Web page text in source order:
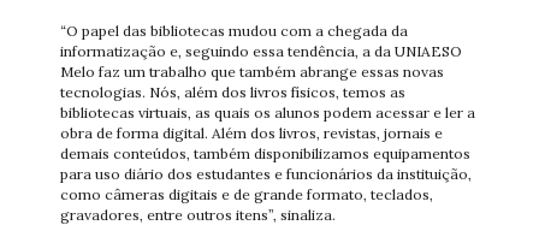
“O papel das bibliotecas mudou com a chegada da
informatização e, seguindo essa tendência, a da UNIAESO
Melo faz um trabalho que também abrange essas novas
tecnologias. Nós, além dos livros físicos, temos as
bibliotecas virtuais, as quais os alunos podem acessar e ler a
obra de forma digital. Além dos livros, revistas, jornais e
demais conteúdos, também disponibilizamos equipamentos
para uso diário dos estudantes e funcionários da instituição,
como câmeras digitais e de grande formato, teclados,
gravadores, entre outros itens”, sinaliza.